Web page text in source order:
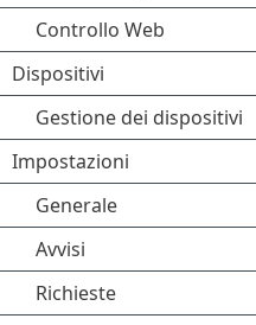
Controllo Web
Dispositivi
Gestione dei dispositivi
Impostazioni
Generale
Avvisi
Richieste